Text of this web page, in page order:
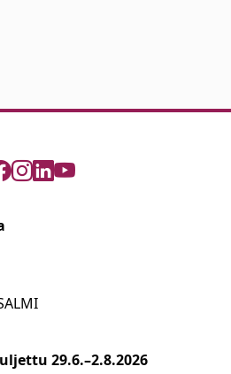
29.6.–2.8.2026